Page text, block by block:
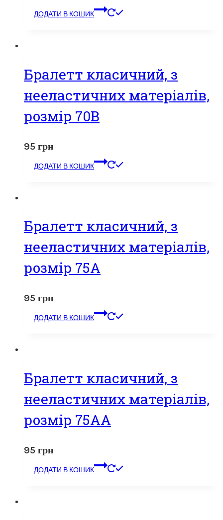
ДОДАТИ В КОШИК
Бралетт класичний, з
нееластичних матеріалів,
розмір 70В
95 грн
ДОДАТИ В КОШИК
Бралетт класичний, з
нееластичних матеріалів,
розмір 75А
95 грн
ДОДАТИ В КОШИК
Бралетт класичний, з
нееластичних матеріалів,
розмір 75АА
95 грн
ДОДАТИ В КОШИК